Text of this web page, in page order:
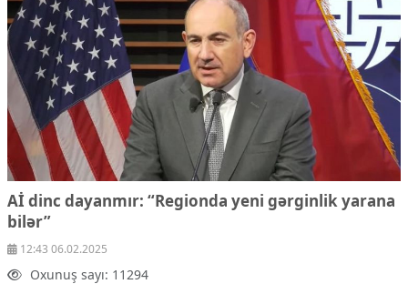
Ekologiya
Zəfər - 5
Gənclər və İdman
Media və QHT
Hadisə
Sağlamlıq
Sosium
Mənəvi dəyərlər
Texnologiya
Mətbuat-150
Əlaqə
Missiyamız
Aİ dinc dayanmır: “Regionda yeni gərginlik yarana
bilər”
12:43 06.02.2025
Oxunuş sayı: 11294